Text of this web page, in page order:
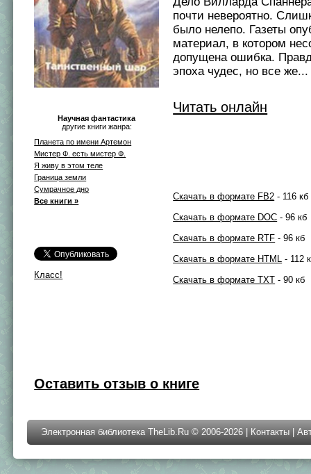
Научная фантастика
другие книги жанра:
Планета по имени Артемон
Мистер Ф. есть мистер Ф.
Я живу в этом теле
Граница земли
Сумрачное дно
Все книги »
Класс!
почти невероятно.
было нелепо. Газеты
материал, в котором
допущена ошибка.
эпоха чудес, но все
Читать онлайн
Скачать в формате FB2 - 116 кб
Скачать в формате DOC - 96 кб
Скачать в формате RTF - 96 кб
Скачать в формате HTML - 112
Скачать в формате TXT - 90 кб
Оставить отзыв о книге
Электронная библиотека TheLib.Ru © 2006-2026 | Контакты |